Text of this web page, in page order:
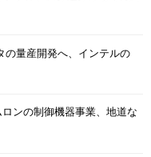
の量産開発へ、インテルの
ンの制御機器事業、地道な